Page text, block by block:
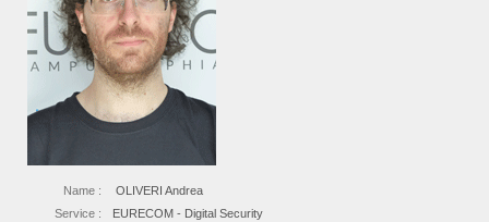
Name :
OLIVERI Andrea
Service :
EURECOM - Digital Security